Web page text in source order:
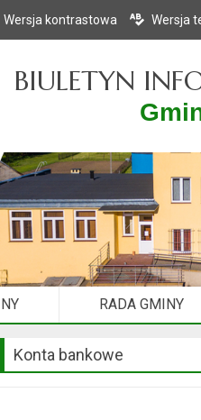
Wersja kontrastowa Wersja
BIULETYN
RADA GMINY
Konta bankowe